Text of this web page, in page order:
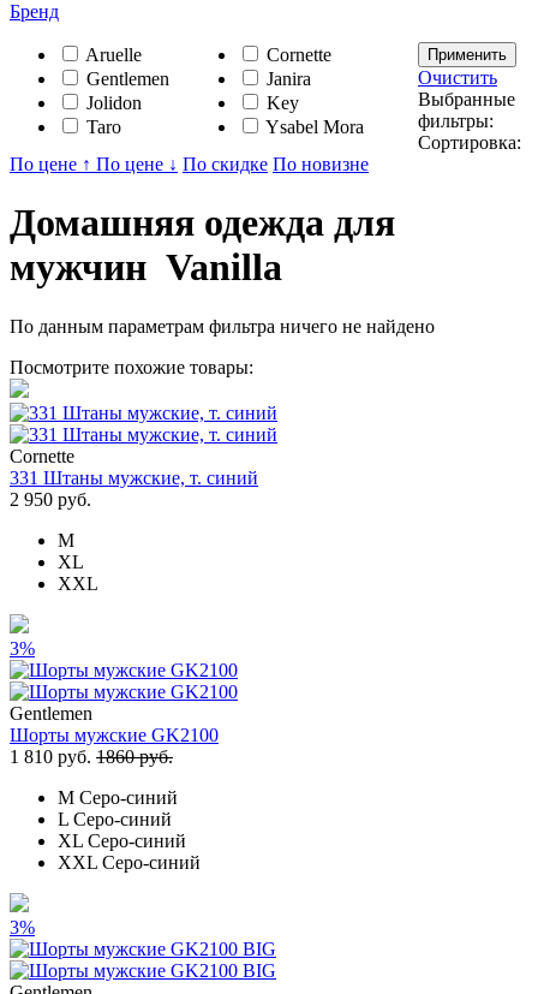
Бренд
Aruelle
Cornette
Gentlemen
Janira
Jolidon
Key
Taro
Ysabel Mora
Применить
Очистить
Выбранные
фильтры:
Сортировка:
По цене ↑ По цене ↓ По скидке По новизне
Домашняя одежда для
мужчин Vanilla
По данным параметрам фильтра ничего не найдено
Посмотрите похожие товары:
Cornette
331 Штаны мужские, т. синий
2 950 руб.
M
XL
XXL
3%
Gentlemen
Шорты мужские GK2100
1 810 руб. 1860 руб.
M Серо-синий
L Серо-синий
XL Серо-синий
XXL Серо-синий
3%